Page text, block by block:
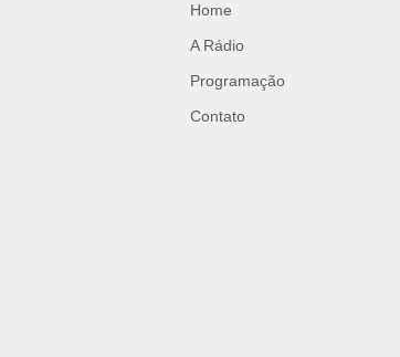
Home
A Rádio
Programação
Contato